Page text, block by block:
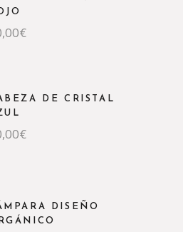
€
DE CRISTAL
€
DISEÑO